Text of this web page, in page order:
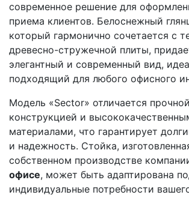
современное решение для
приема клиентов. Белоснежный
который гармонично сочетается с
древесно-стружечной плиты,
элегантный и современный вид,
подходящий для любого офисного
Модель «Sector» отличается прочной
конструкцией и
материалами, что гарантирует
и надежность. Стойка,
собственном производстве
офисе, может быть адаптирована
индивидуальные потребности